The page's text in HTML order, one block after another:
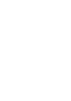
דומים לדגם היוצא
חדש לגמרי שפותח
נגזר ממנוע
יעילות תרמית של
טורבו גדול יותר
לה להפחית את
סל"ד – עניין שאמור לסייע בשיפור